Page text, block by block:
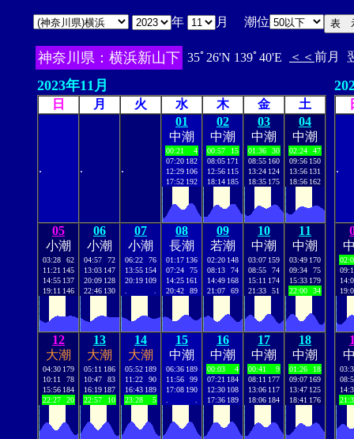
年 月 潮位
神奈川県：横浜新山下 35ﾟ26'N 139ﾟ40'E ＜＜ 前月
2023年11月
日 月 火 水 木 金 土
. . .
01
中潮
00:21
4
07:20 182
12:29 106
17:52 192
02
中潮
00:57
15
08:05 171
12:56 115
18:14 185
03
中潮
01:36
30
08:55 160
13:24 124
18:35 175
04
中潮
02:24
47
09:56 150
13:56 131
18:56 162
05
小潮
03:28
62
11:21 145
14:55 137
19:11 146
06
小潮
04:57
72
13:03 147
20:09 128
22:46 130
07
小潮
06:22
76
13:55 154
20:19 109
08
長潮
01:17 136
07:24
75
14:25 161
20:42
89
09
若潮
02:20 148
08:13
74
14:49 168
21:07
69
10
中潮
03:07 159
08:55
74
15:11 174
21:33
51
11
中潮
03:49 170
09:34
75
15:33 179
22:00
34
12
大潮
04:30 179
10:11
78
15:56 184
22:27
20
13
大潮
05:11 186
10:47
83
16:19 187
22:57
10
14
大潮
05:52 189
11:22
90
16:43 189
23:28
5
15
中潮
06:36 189
11:56
99
17:08 190
16
中潮
00:03
4
07:21 184
12:30 108
17:36 189
17
中潮
00:41
9
08:11 177
13:06 117
18:06 184
18
中潮
01:26
18
09:07 169
13:47 125
18:41 176
.